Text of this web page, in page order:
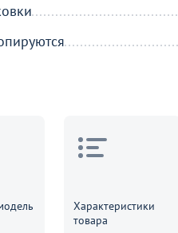
Характеристики
товара